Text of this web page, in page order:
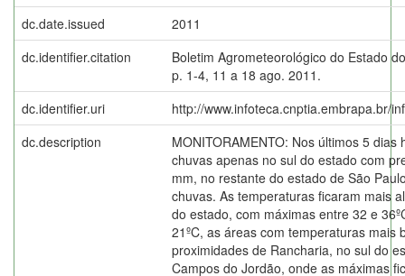
dc.date.issued
2011
dc.identifier.citation
Boletim Agrometeorológico do Estado
p. 1-4, 11 a 18 ago. 2011.
dc.identifier.uri
http://www.infoteca.cnptia.embrapa.br/
dc.description
MONITORAMENTO: Nos últimos 5 dias
chuvas apenas no sul do estado com
mm, no restante do estado de São
chuvas. As temperaturas ficaram mais
do estado, com máximas entre 32 e
21ºC, as áreas com temperaturas mais
proximidades de Rancharia, no sul do
Campos do Jordão, onde as máximas